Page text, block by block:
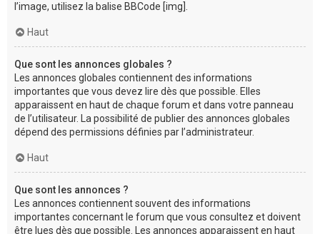
l’image, utilisez la balise BBCode [img].
Haut
Que sont les annonces globales ?
Les annonces globales contiennent des informations
importantes que vous devez lire dès que possible. Elles
apparaissent en haut de chaque forum et dans votre panneau
de l’utilisateur. La possibilité de publier des annonces globales
dépend des permissions définies par l’administrateur.
Haut
Que sont les annonces ?
Les annonces contiennent souvent des informations
importantes concernant le forum que vous consultez et doivent
être lues dès que possible. Les annonces apparaissent en haut